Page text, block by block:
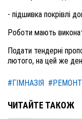
- підшивка покрівлі
Роботи мають
Подати тендерні
лютого, на цей же
#ГІМНАЗІЯ #РЕМОНТ
ЧИТАЙТЕ ТАКОЖ